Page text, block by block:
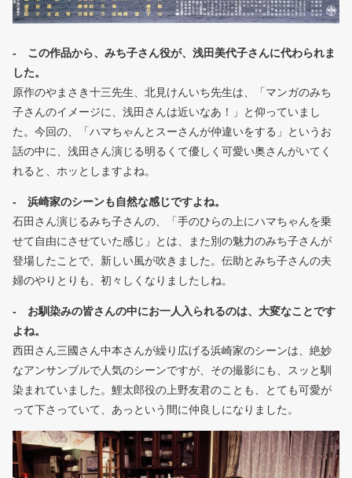
- この作品から、みち子さん役が、浅田美代子さんに代わられま
した。
原作のやまさき十三先生、北見けんいち先生は、「マンガのみち
子さんのイメージに、浅田さんは近いなあ！」と仰っていまし
た。今回の、「ハマちゃんとスーさんが仲違いをする」というお
話の中に、浅田さん演じる明るくて優しく可愛い奥さんがいてく
れると、ホッとしますよね。
- 浜崎家のシーンも自然な感じですよね。
石田さん演じるみち子さんの、「手のひらの上にハマちゃんを乗
せて自由にさせていた感じ」とは、また別の魅力のみち子さんが
登場したことで、新しい風が吹きました。伝助とみち子さんの夫
婦のやりとりも、初々しくなりましたしね。
- お馴染みの皆さんの中にお一人入られるのは、大変なことです
よね。
西田さん三國さん中本さんが繰り広げる浜崎家のシーンは、絶妙
なアンサンブルで人気のシーンですが、その撮影にも、スッと馴
染まれていました。鯉太郎役の上野友君のことも、とても可愛が
って下さっていて、あっという間に仲良しになりました。